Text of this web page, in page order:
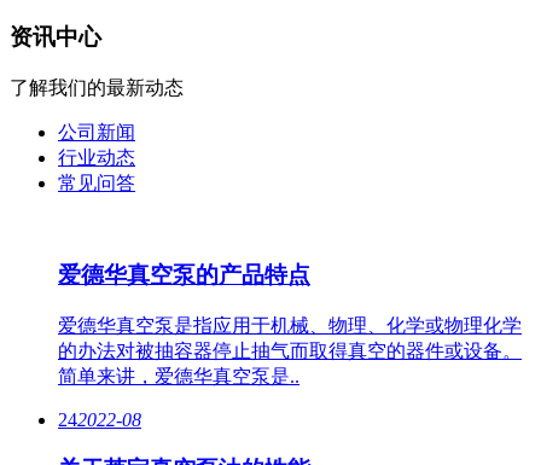
资讯中心
了解我们的最新动态
公司新闻
行业动态
常见问答
爱德华真空泵的产品特点
爱德华真空泵是指应用于机械、物理、化学或物理化学
的办法对被抽容器停止抽气而取得真空的器件或设备。
简单来讲，爱德华真空泵是..
242022-08